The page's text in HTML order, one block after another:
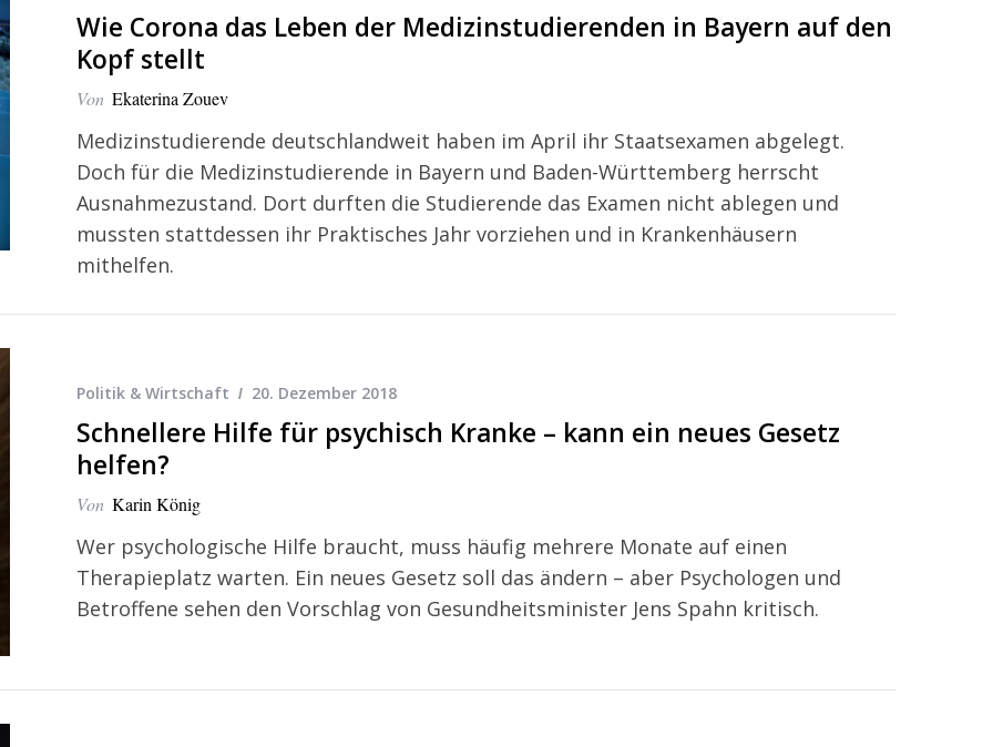
Wie Corona das Leben der Medizinstudierenden in Bayern auf den
Kopf stellt
Von Ekaterina Zouev
Medizinstudierende deutschlandweit haben im April ihr Staatsexamen abgelegt.
Doch für die Medizinstudierende in Bayern und Baden-Württemberg herrscht
Ausnahmezustand. Dort durften die Studierende das Examen nicht ablegen und
mussten stattdessen ihr Praktisches Jahr vorziehen und in Krankenhäusern
mithelfen.
Politik & Wirtschaft 20. Dezember 2018
Schnellere Hilfe für psychisch Kranke – kann ein neues Gesetz
helfen?
Von Karin König
Wer psychologische Hilfe braucht, muss häufig mehrere Monate auf einen
Therapieplatz warten. Ein neues Gesetz soll das ändern – aber Psychologen und
Betroffene sehen den Vorschlag von Gesundheitsminister Jens Spahn kritisch.